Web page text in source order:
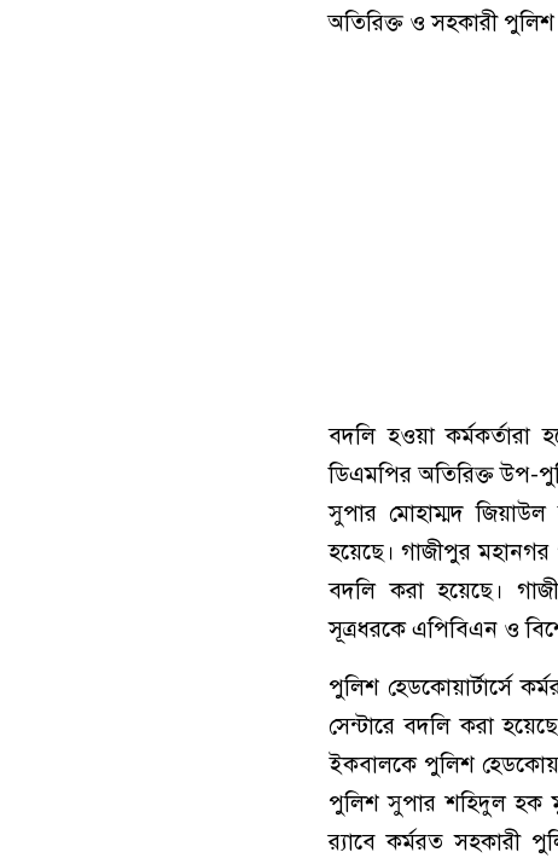
অতিরিক্ত ও সহকারী পুলিশ
‎বদলি হওয়া কর্মকর্তারা
ডিএমপির অতিরিক্ত উপ-
সুপার মোহাম্মদ
হয়েছে। গাজীপুর
বদলি করা হয়েছে।
সূত্রধরকে এপিবিএন ও
পুলিশ হেডকোয়ার্টার্সে
সেন্টারে বদলি করা
ইকবালকে পুলিশ
পুলিশ সুপার শহিদুল হক
র‌্যাবে কর্মরত সহকারী